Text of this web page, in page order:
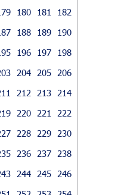
180 181
182
188 189
190
196 197
198
204 205
206
212 213
214
220 221
222
228 229
230
236 237
238
244 245
246